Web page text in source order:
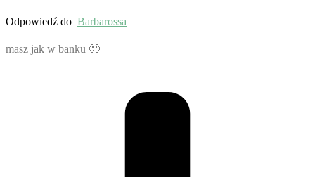
Odpowiedź do Barbarossa
masz jak w banku 🙂